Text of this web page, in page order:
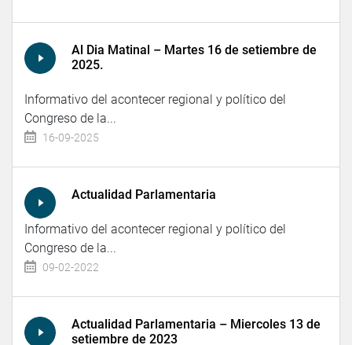
Al Dia Matinal – Martes 16 de setiembre de
2025.
Informativo del acontecer regional y político del
Congreso de la...
16-09-2025
Actualidad Parlamentaria
Informativo del acontecer regional y político del
Congreso de la...
09-02-2022
Actualidad Parlamentaria – Miercoles 13 de
setiembre de 2023